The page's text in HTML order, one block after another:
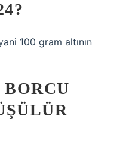
100 gram altının